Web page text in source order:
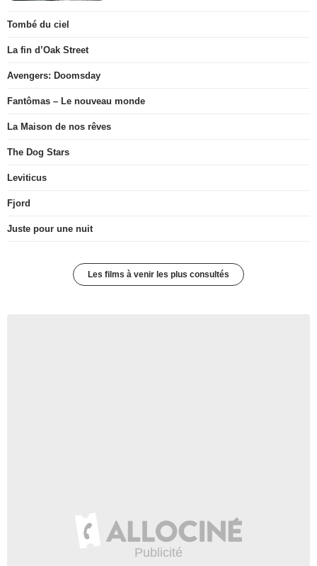
Tombé du ciel
La fin d’Oak Street
Avengers: Doomsday
Fantômas – Le nouveau monde
La Maison de nos rêves
The Dog Stars
Leviticus
Fjord
Juste pour une nuit
Les films à venir les plus consultés